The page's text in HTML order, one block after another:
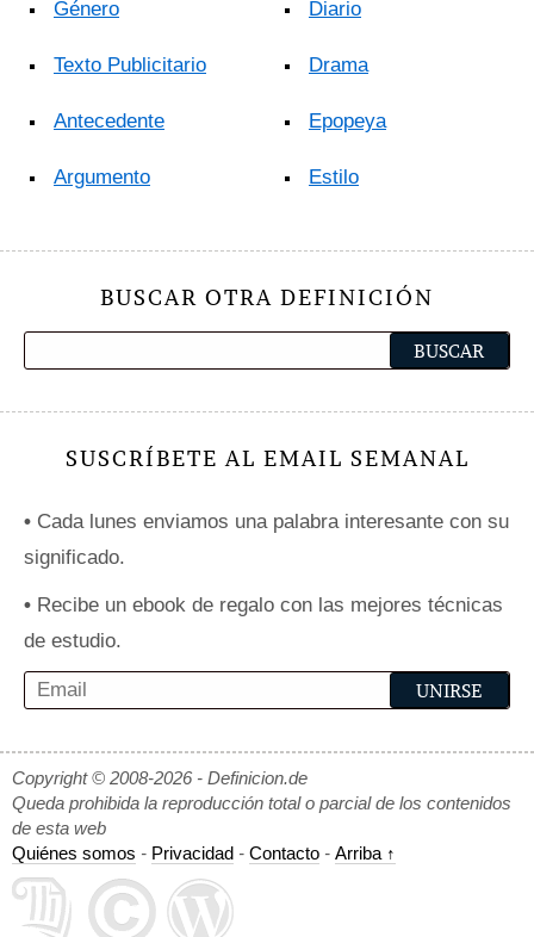
Género
Texto Publicitario
Antecedente
Argumento
Diario
Drama
Epopeya
Estilo
BUSCAR OTRA DEFINICIÓN
SUSCRÍBETE AL EMAIL SEMANAL
• Cada lunes enviamos una palabra interesante con su
significado.
• Recibe un ebook de regalo con las mejores técnicas
de estudio.
Copyright © 2008-2026 - Definicion.de
Queda prohibida la reproducción total o parcial de los contenidos
de esta web
Quiénes somos - Privacidad - Contacto - Arriba ↑